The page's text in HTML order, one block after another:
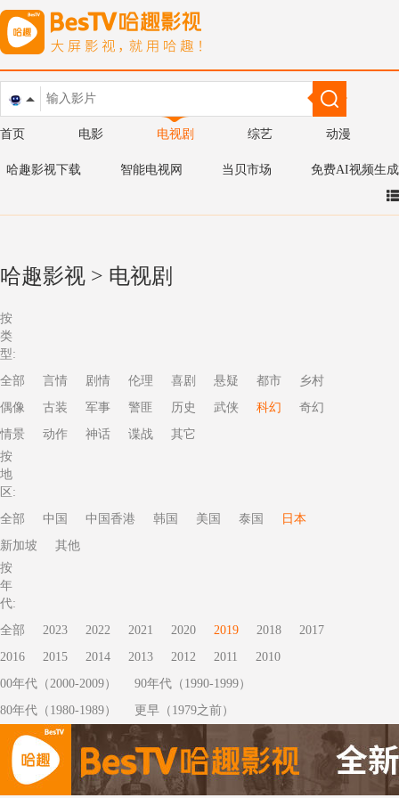
首页 电影 电视剧 综艺 动漫
哈趣影视下载 智能电视网 当贝市场 免费AI视频生成
哈趣影视 > 电视剧
按
类
型:
全部
言情 剧情 伦理 喜剧 悬疑 都市
乡村
偶像
古装 军事 警匪 历史 武侠 科幻
奇幻
情景
动作 神话 谍战
其它
按
地
区:
全部
中国 中国香港 韩国 美国 泰国
日本
新加坡
其他
按
年
代:
全部
2023 2022 2021 2020 2019 2018
2017
2016
2015 2014 2013 2012 2011
2010
00年代（2000-2009）
90年代（1990-1999）
80年代（1980-1989）
更早（1979之前）